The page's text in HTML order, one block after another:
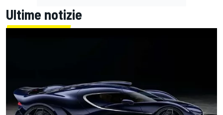
Ultime notizie